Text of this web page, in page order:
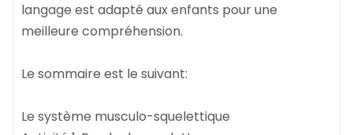
langage est adapté aux enfants pour une
meilleure compréhension.
Le sommaire est le suivant:
Le système musculo-squelettique